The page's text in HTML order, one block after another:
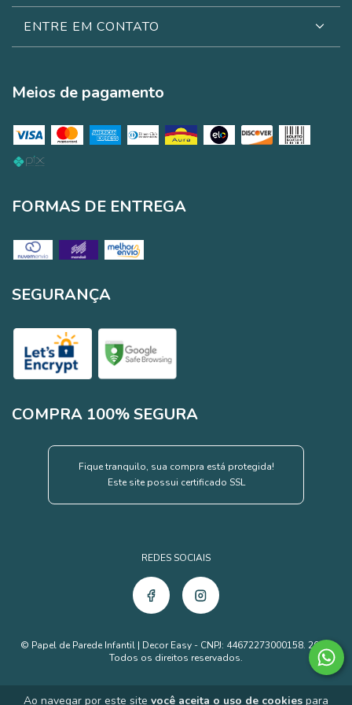
Ao navegar por este site você aceita o uso de cookies para
ENTRE EM CONTATO
Meios de pagamento
FORMAS DE ENTREGA
SEGURANÇA
COMPRA 100% SEGURA
Fique tranquilo, sua compra está protegida!
Este site possui certificado SSL
REDES SOCIAIS
© Papel de Parede Infantil | Decor Easy - CNPJ: 44672273000158. 2026.
Todos os direitos reservados.